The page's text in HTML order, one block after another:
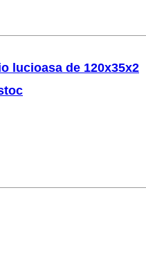
lucioasa de 120x35x2